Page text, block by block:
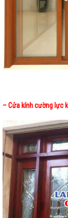
– Cửa kính cường lực